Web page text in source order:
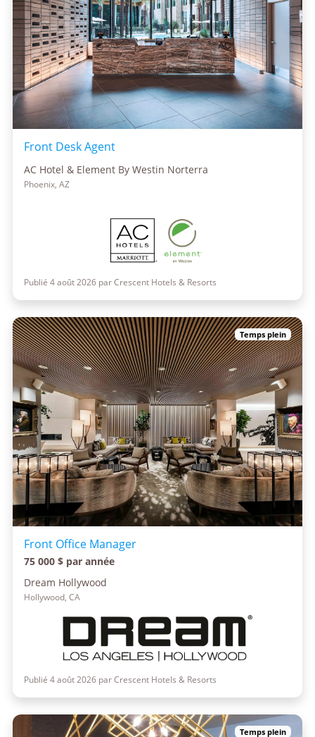
Front Desk Agent
AC Hotel & Element By Westin Norterra
Phoenix, AZ
Publié 4 août 2026 par Crescent Hotels & Resorts
Temps plein
Front Office Manager
75 000 $ par année
Dream Hollywood
Hollywood, CA
Publié 4 août 2026 par Crescent Hotels & Resorts
Temps plein